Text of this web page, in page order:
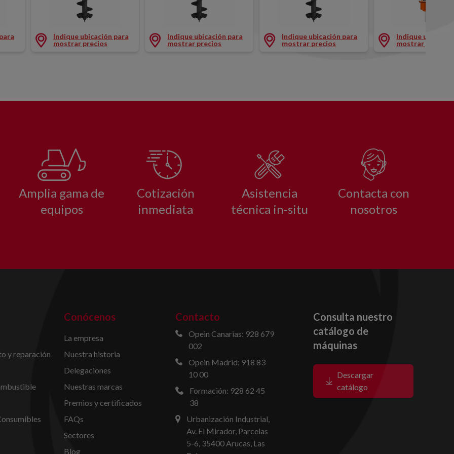
Indique ubicación para
mostrar precios
Indique ubicación para
mostrar precios
Indique ubicación para
mostrar precios
Indique
mostrar precios
Amplia gama de
equipos
Cotización
inmediata
Asistencia
técnica in-situ
Contacta con
nosotros
y reparación
Conócenos
La empresa
Nuestra historia
Delegaciones
Nuestras marcas
Premios y certificados
FAQs
Sectores
Blog
Contacto
Opein Canarias: 928 679
002
Opein Madrid: 918 83
10 00
Formación: 928 62 45
38
Urbanización Industrial,
Av. El Mirador, Parcelas
5-6, 35400 Arucas, Las
Consulta nuestro
catálogo de
máquinas
Descargar
catálogo